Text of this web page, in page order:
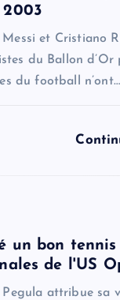
2003
et Cristiano
du Ballon d’Or
du football n’ont…
un bon
de l'US
Pegula attribue sa